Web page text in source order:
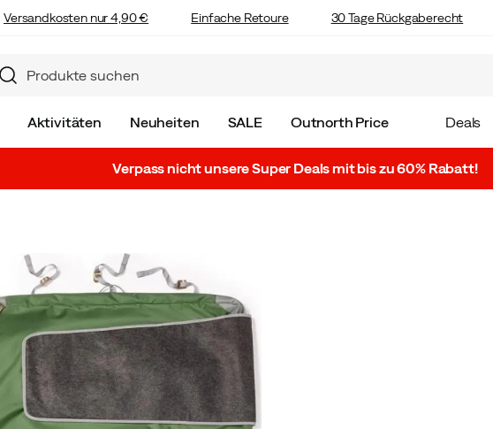
Versandkosten nur 4,90 € Einfache Retoure 30 Tage Rückgaberecht
Aktivitäten Neuheiten SALE Outnorth Price Deals
Verpass nicht unsere Super Deals mit bis zu 60% Rabatt!